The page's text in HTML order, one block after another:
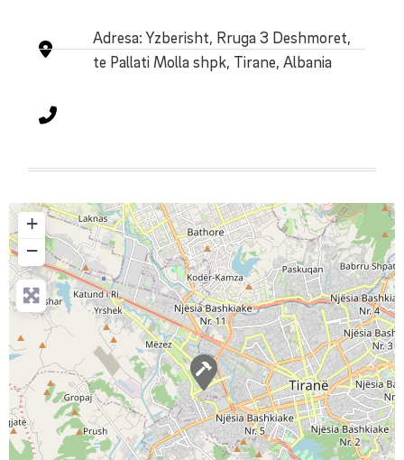
Adresa:Yzberisht, Rruga 3 Deshmoret,
te Pallati Molla shpk, Tirane, Albania
+
−